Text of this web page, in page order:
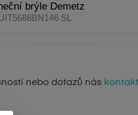
brýle Demetz
SL
nebo dotazů nás